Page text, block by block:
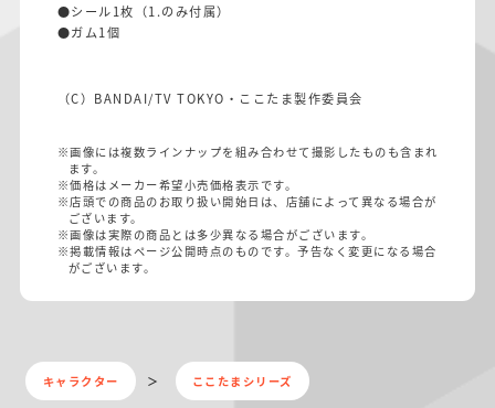
●シール1枚（1.のみ付属）
●ガム1個
（C）BANDAI/TV TOKYO・ここたま製作委員会
※画像には複数ラインナップを組み合わせて撮影したものも含まれ
ます。
※価格はメーカー希望小売価格表示です。
※店頭での商品のお取り扱い開始日は、店舗によって異なる場合が
ございます。
※画像は実際の商品とは多少異なる場合がございます。
※掲載情報はページ公開時点のものです。予告なく変更になる場合
がございます。
キャラクター ここたまシリーズ